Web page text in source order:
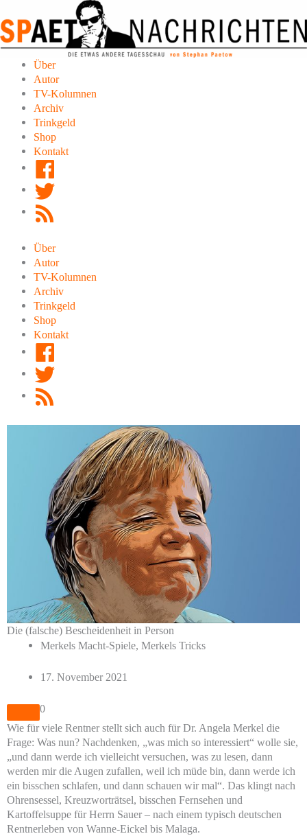
Inhalt
springen
Über
Autor
TV-Kolumnen
Archiv
Trinkgeld
Shop
Kontakt
Über
Autor
TV-Kolumnen
Archiv
Trinkgeld
Shop
Kontakt
Die (falsche) Bescheidenheit in Person
Merkels Macht-Spiele, Merkels Tricks
17. November 2021
0
Wie für viele Rentner stellt sich auch für Dr. Angela Merkel die
Frage: Was nun? Nachdenken, „was mich so interessiert“ wolle sie,
„und dann werde ich vielleicht versuchen, was zu lesen, dann
werden mir die Augen zufallen, weil ich müde bin, dann werde ich
ein bisschen schlafen, und dann schauen wir mal“. Das klingt nach
Ohrensessel, Kreuzworträtsel, bisschen Fernsehen und
Kartoffelsuppe für Herrn Sauer – nach einem typisch deutschen
Rentnerleben von Wanne-Eickel bis Malaga.